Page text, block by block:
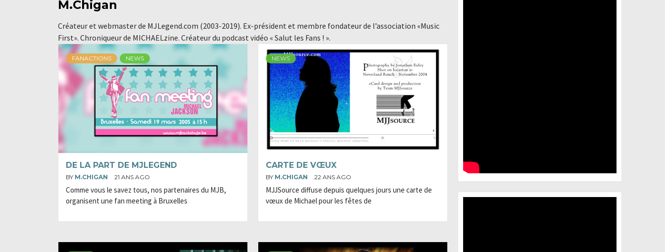
M.Chigan
Créateur et webmaster de MJLegend.com (2003-2019). Ex-président et membre fondateur de l’association «Music
First». Chroniqueur de MICHAELzine. Créateur du podcast vidéo « Salut les Fans ! ».
FANACTIONS NEWS
DE LA PART DE MJLEGEND
BY M.CHIGAN 21 ANS AGO
Comme vous le savez tous, nos partenaires du MJB,
organisent une fan meeting à Bruxelles
NEWS
CARTE DE VŒUX
BY M.CHIGAN 22 ANS AGO
MJJSource diffuse depuis quelques jours une carte de
vœux de Michael pour les fêtes de